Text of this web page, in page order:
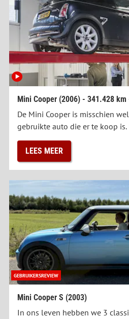
Mini Cooper (2006) - 341.428 km
De Mini Cooper is misschien
gebruikte auto die er te koop
LEES MEER
GEBRUIKERSREVIEW
Mini Cooper S (2003)
In ons leven hebben we 3